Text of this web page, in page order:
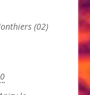
(02)